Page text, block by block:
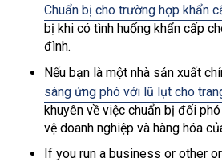
Chuẩn bị cho trường hợp khẩn
bị khi có tình huống khẩn cấp
đình.
Nếu bạn là một nhà sản xuất
sàng ứng phó với lũ lụt cho
khuyên về việc chuẩn bị đối
vệ doanh nghiệp và hàng hóa
If you run a business or other